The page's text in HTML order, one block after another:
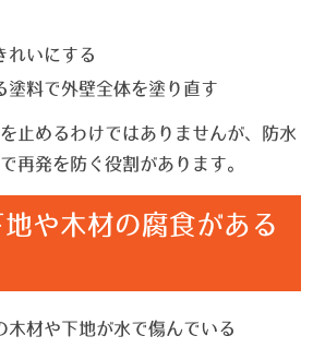
れいにする
塗料で外壁全体を塗り直す
止めるわけではありませんが、防水
再発を防ぐ役割があります。
や木材の腐食がある
木材や下地が水で傷んでいる